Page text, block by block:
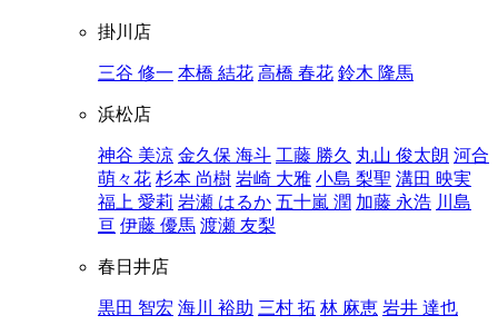
掛川店
三谷 修一 本橋 結花 高橋 春花 鈴木 隆馬
浜松店
神谷 美涼 金久保 海斗 工藤 勝久 丸山 俊太朗 河合
萌々花 杉本 尚樹 岩崎 大雅 小島 梨聖 溝田 映実
福上 愛莉 岩瀬 はるか 五十嵐 潤 加藤 永浩 川島
亘 伊藤 優馬 渡瀬 友梨
春日井店
黒田 智宏 海川 裕助 三村 拓 林 麻恵 岩井 達也